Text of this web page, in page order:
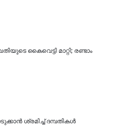
കൈവെട്ടി മാറ്റി; രണ്ടാം
ശ്രമിച്ച് ദമ്പതികള്‍